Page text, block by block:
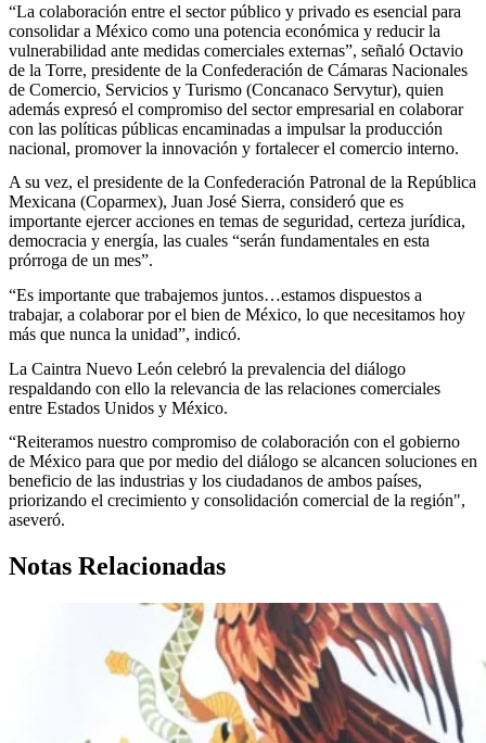
“La colaboración entre el sector público y privado es esencial para
consolidar a México como una potencia económica y reducir la
vulnerabilidad ante medidas comerciales externas”, señaló Octavio
de la Torre, presidente de la Confederación de Cámaras Nacionales
de Comercio, Servicios y Turismo (Concanaco Servytur), quien
además expresó el compromiso del sector empresarial en colaborar
con las políticas públicas encaminadas a impulsar la producción
nacional, promover la innovación y fortalecer el comercio interno.
A su vez, el presidente de la Confederación Patronal de la República
Mexicana (Coparmex), Juan José Sierra, consideró que es
importante ejercer acciones en temas de seguridad, certeza jurídica,
democracia y energía, las cuales “serán fundamentales en esta
prórroga de un mes”.
“Es importante que trabajemos juntos…estamos dispuestos a
trabajar, a colaborar por el bien de México, lo que necesitamos hoy
más que nunca la unidad”, indicó.
La Caintra Nuevo León celebró la prevalencia del diálogo
respaldando con ello la relevancia de las relaciones comerciales
entre Estados Unidos y México.
“Reiteramos nuestro compromiso de colaboración con el gobierno
de México para que por medio del diálogo se alcancen soluciones en
beneficio de las industrias y los ciudadanos de ambos países,
priorizando el crecimiento y consolidación comercial de la región",
aseveró.
Notas Relacionadas